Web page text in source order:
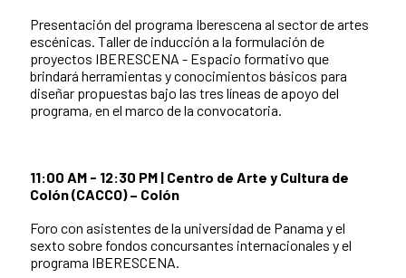
Presentación del programa Iberescena al sector de artes
escénicas. Taller de inducción a la formulación de
proyectos IBERESCENA - Espacio formativo que
brindará herramientas y conocimientos básicos para
diseñar propuestas bajo las tres líneas de apoyo del
programa, en el marco de la convocatoria.
11:00 AM - 12:30 PM | Centro de Arte y Cultura de
Colón (CACCO) – Colón
Foro con asistentes de la universidad de Panama y el
sexto sobre fondos concursantes internacionales y el
programa IBERESCENA.